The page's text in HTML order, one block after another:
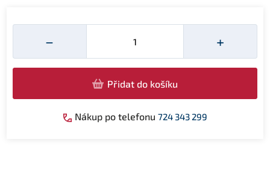
−
Množství
+
Přidat do košíku
Nákup po telefonu 724 343 299